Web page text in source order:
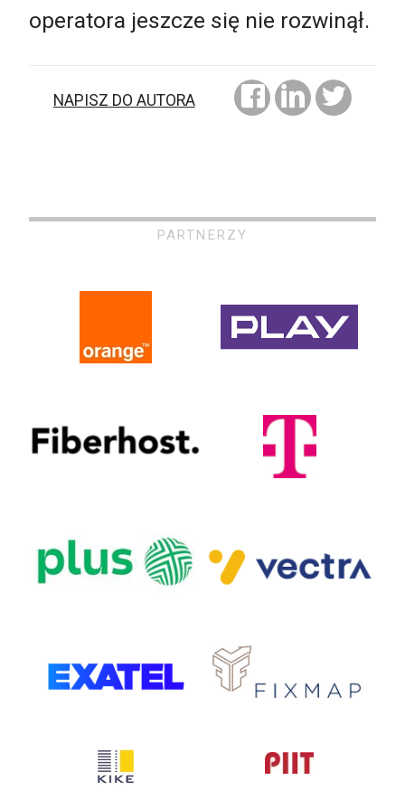
operatora jeszcze się nie rozwinął.
NAPISZ DO AUTORA
PARTNERZY